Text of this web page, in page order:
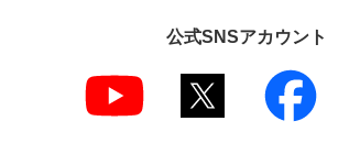
公式SNSアカウント